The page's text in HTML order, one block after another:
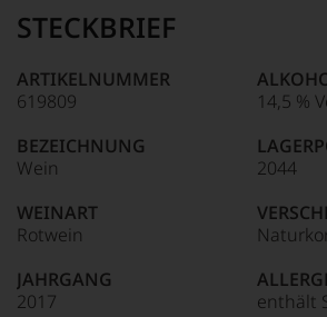
95–98 Punkte:
90–94 Punkte:
Unter 85 Punkte:
Name
Tesdorpf
für
»Fine
für
die
edlen
Weine
der
Welt,
kaum
ein
STECKBRIEF
ARTIKELNUMMER
619809
BEZEICHNUNG
Wein
WEINART
Rotwein
JAHRGANG
2017
14,5 %
2044
enthält